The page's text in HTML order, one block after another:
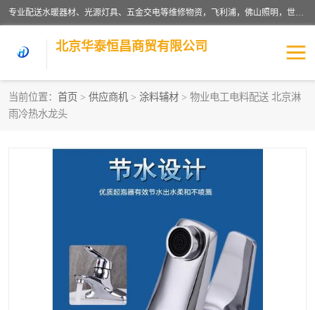
专业配送水暖器材、光源灯具、五金交电等维修物资，飞利浦，佛山照明，世达，博世，九牧，特陶等各产品涉及国内外知名品牌。公司专注与物业、学校、酒店、工厂等单位合作，提供一站式配送服务，降低客户综合成本。依托电子商务改变传统模式，以专业的团队为客户提供24H物资配送到达，货到月结、统一开票，便捷退换等服务，提高了企业的运营效率。
北京华泰恒昌商贸有限公司
当前位置： 首页 > 供应商机 > 涂料辅材 > 物业电工电料配送 北京淋
雨冷热水龙头
水暖阀门
涂料辅材